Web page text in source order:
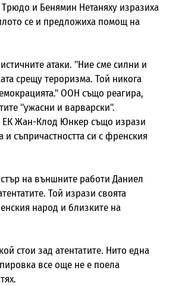
и Бенямин Нетаняху изразиха
се и предложиха помощ на
атаки. "Ние сме силни и
срещу тероризма. Той никога
ООН също реагира,
"ужасни и варварски".
ЕК Жан-Клод Юнкер също изрази
и съпричастността си с френския
на външните работи Даниел
Той изрази своята
народ и близките на
стои зад атентатите. Нито една
все още не е поела